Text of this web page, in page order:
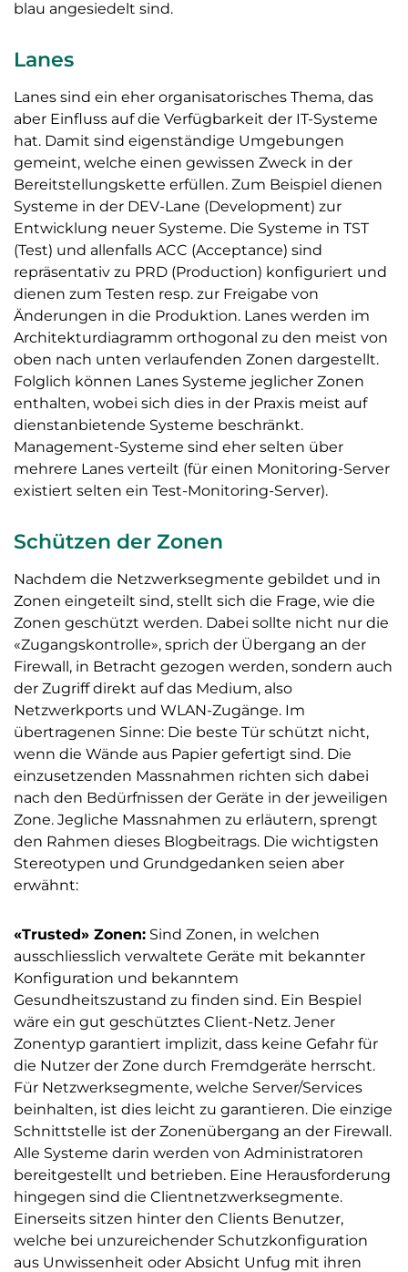
blau angesiedelt sind.
Lanes
Lanes sind ein eher organisatorisches Thema, das
aber Einfluss auf die Verfügbarkeit der IT-Systeme
hat. Damit sind eigenständige Umgebungen
gemeint, welche einen gewissen Zweck in der
Bereitstellungskette erfüllen. Zum Beispiel dienen
Systeme in der DEV-Lane (Development) zur
Entwicklung neuer Systeme. Die Systeme in TST
(Test) und allenfalls ACC (Acceptance) sind
repräsentativ zu PRD (Production) konfiguriert und
dienen zum Testen resp. zur Freigabe von
Änderungen in die Produktion. Lanes werden im
Architekturdiagramm orthogonal zu den meist von
oben nach unten verlaufenden Zonen dargestellt.
Folglich können Lanes Systeme jeglicher Zonen
enthalten, wobei sich dies in der Praxis meist auf
dienstanbietende Systeme beschränkt.
Management-Systeme sind eher selten über
mehrere Lanes verteilt (für einen Monitoring-Server
existiert selten ein Test-Monitoring-Server).
Schützen der Zonen
Nachdem die Netzwerksegmente gebildet und in
Zonen eingeteilt sind, stellt sich die Frage, wie die
Zonen geschützt werden. Dabei sollte nicht nur die
«Zugangskontrolle», sprich der Übergang an der
Firewall, in Betracht gezogen werden, sondern auch
der Zugriff direkt auf das Medium, also
Netzwerkports und WLAN-Zugänge. Im
übertragenen Sinne: Die beste Tür schützt nicht,
wenn die Wände aus Papier gefertigt sind. Die
einzusetzenden Massnahmen richten sich dabei
nach den Bedürfnissen der Geräte in der jeweiligen
Zone. Jegliche Massnahmen zu erläutern, sprengt
den Rahmen dieses Blogbeitrags. Die wichtigsten
Stereotypen und Grundgedanken seien aber
erwähnt:
«Trusted» Zonen: Sind Zonen, in welchen
ausschliesslich verwaltete Geräte mit bekannter
Konfiguration und bekanntem
Gesundheitszustand zu finden sind. Ein Bespiel
wäre ein gut geschütztes Client-Netz. Jener
Zonentyp garantiert implizit, dass keine Gefahr für
die Nutzer der Zone durch Fremdgeräte herrscht.
Für Netzwerksegmente, welche Server/Services
beinhalten, ist dies leicht zu garantieren. Die einzige
Schnittstelle ist der Zonenübergang an der Firewall.
Alle Systeme darin werden von Administratoren
bereitgestellt und betrieben. Eine Herausforderung
hingegen sind die Clientnetzwerksegmente.
Einerseits sitzen hinter den Clients Benutzer,
welche bei unzureichender Schutzkonfiguration
aus Unwissenheit oder Absicht Unfug mit ihren